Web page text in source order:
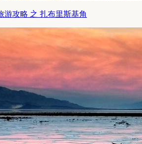
游攻略 之 扎布里斯基角